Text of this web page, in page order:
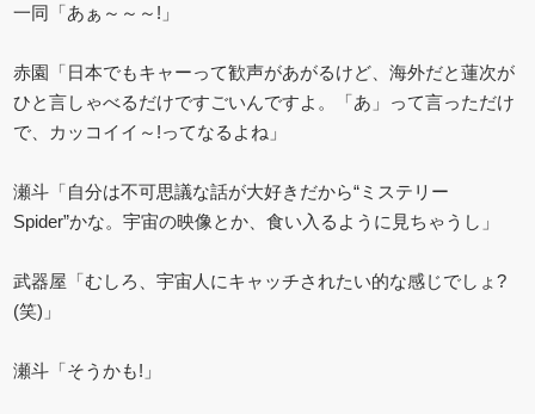
一同「あぁ～～～!」
赤園「日本でもキャーって歓声があがるけど、海外だと蓮次が
ひと言しゃべるだけですごいんですよ。「あ」って言っただけ
で、カッコイイ～!ってなるよね」
瀬斗「自分は不可思議な話が大好きだから“ミステリー
Spider”かな。宇宙の映像とか、食い入るように見ちゃうし」
武器屋「むしろ、宇宙人にキャッチされたい的な感じでしょ?
(笑)」
瀬斗「そうかも!」